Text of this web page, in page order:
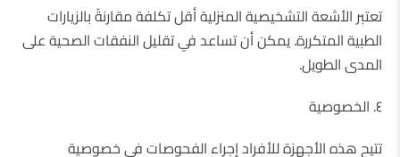
تعتبر الأشعة التشخيصية المنزلية أقل تكلفة مقارنةً بالزيارات
الطبية المتكررة. يمكن أن تساعد في تقليل النفقات الصحية على
المدى الطويل.
٤. الخصوصية
تتيح هذه الأجهزة للأفراد إجراء الفحوصات في خصوصية